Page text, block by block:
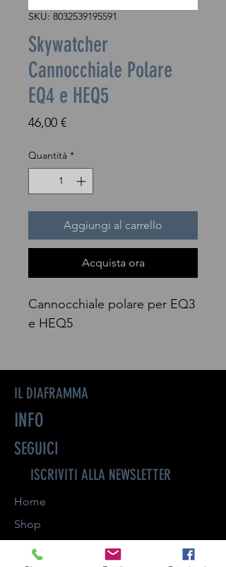
SKU: 8032539195591
Skywatcher
Cannocchiale Polare
EQ4 e HEQ5
46,00 €Prezzo
Quantità *
Aggiungi al carrello
Acquista ora
Cannocchiale polare per EQ3
e HEQ5
IL DIAFRAMMA
INFO
SEGUICI
ISCRIVITI ALLA NEWSLETTER
Home
Shop
About